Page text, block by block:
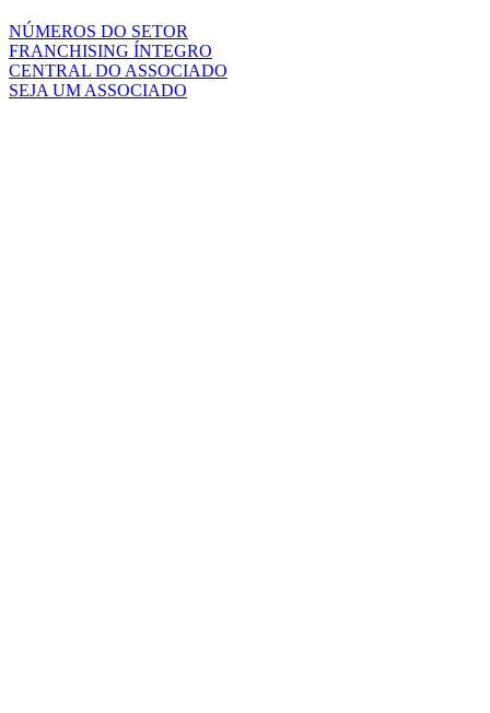
NÚMEROS DO SETOR
FRANCHISING ÍNTEGRO
CENTRAL DO ASSOCIADO
SEJA UM ASSOCIADO